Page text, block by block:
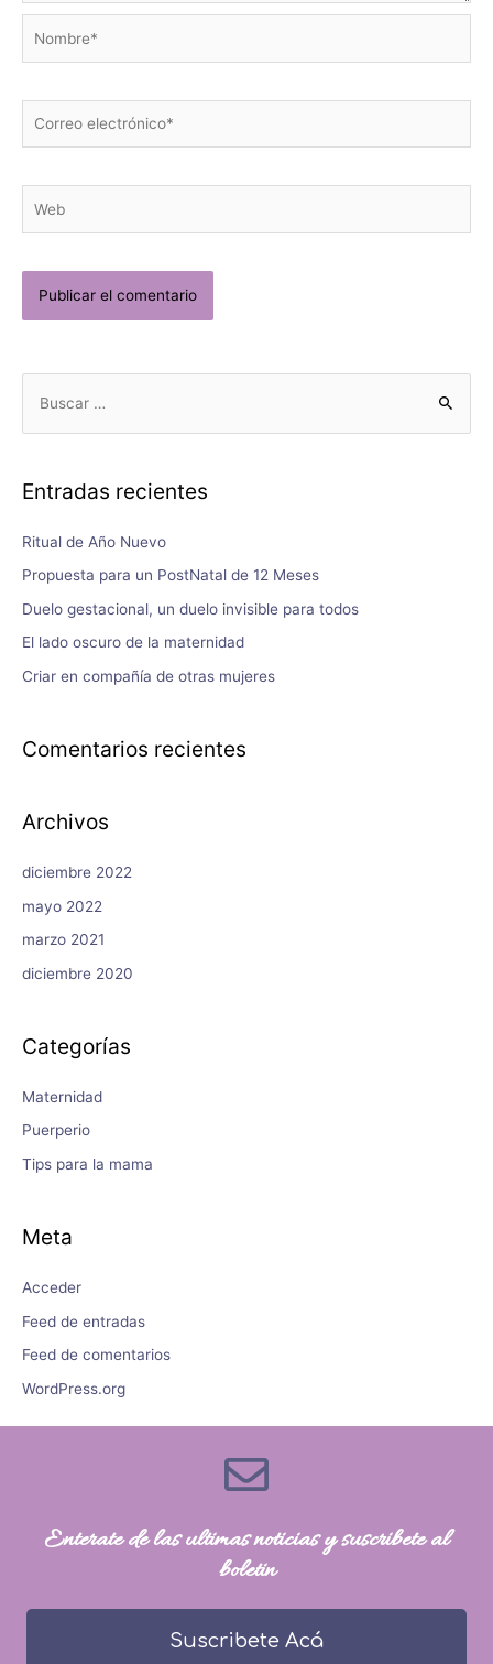
Entradas recientes
Ritual de Año Nuevo
Propuesta para un PostNatal de 12 Meses
Duelo gestacional, un duelo invisible para todos
El lado oscuro de la maternidad
Criar en compañía de otras mujeres
Comentarios recientes
Archivos
diciembre 2022
mayo 2022
marzo 2021
diciembre 2020
Categorías
Maternidad
Puerperio
Tips para la mama
Meta
Acceder
Feed de entradas
Feed de comentarios
WordPress.org
Enterate de las ultimas noticias y suscribete al
boletin
Suscribete Acá